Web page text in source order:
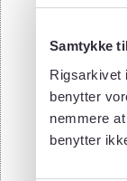
Samtykke
Rigsarkivet
benytter
nemmere
benytter